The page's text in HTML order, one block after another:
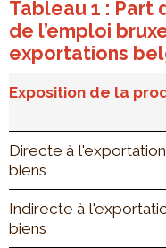
Tableau 1 :
de l’emploi
exportations
Exposition de la
Directe à
biens
Indirecte à
biens